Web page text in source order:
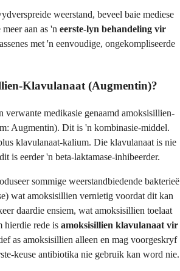
weerstand, beveel baie mediese
aan as 'n eerste-lyn behandeling vir
met 'n eenvoudige, ongekompliseerde
Klavulanaat (Augmentin)?
verwante medikasie genaamd amoksisillien-
Augmentin). Dit is 'n kombinasie-middel.
klavulanaat-kalium. Die klavulanaat is nie
is eerder 'n beta-laktamase-inhibeerder.
sommige weerstandbiedende bakterieë
wat amoksisillien vernietig voordat dit kan
daardie ensiem, wat amoksisillien toelaat
hierdie rede is amoksisillien klavulanaat vir
as amoksisillien alleen en mag voorgeskryf
keuse antibiotika nie gebruik kan word nie.